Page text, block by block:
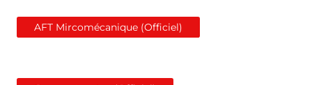
AFT Mircomécanique (Officiel)